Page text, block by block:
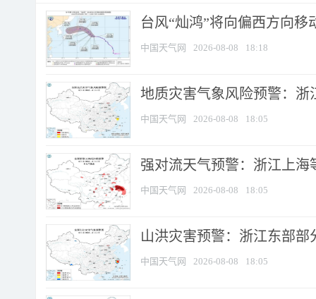
台风“灿鸿”将向偏西方向移
中国天气网 2026-08-08 18:18
地质灾害气象风险预警：
中国天气网 2026-08-08 18:05
强对流天气预警：浙江上海
中国天气网 2026-08-08 18:05
山洪灾害预警：浙江东部
中国天气网 2026-08-08 18:05